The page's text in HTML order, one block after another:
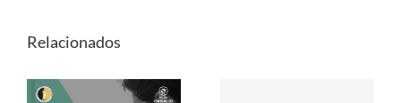
Relacionados